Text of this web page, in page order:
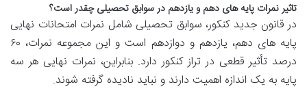
تاثیر نمرات پایه های دهم و یازدهم در سوابق تحصیلی چقدر است؟
در قانون جدید کنکور، سوابق تحصیلی شامل نمرات امتحانات نهایی
پایه های دهم، یازدهم و دوازدهم است و این مجموعه نمرات، ۶۰
درصد تأثیر قطعی در تراز کنکور دارد. بنابراین، نمرات نهایی هر سه
پایه به یک اندازه اهمیت دارند و نباید نادیده گرفته شوند.